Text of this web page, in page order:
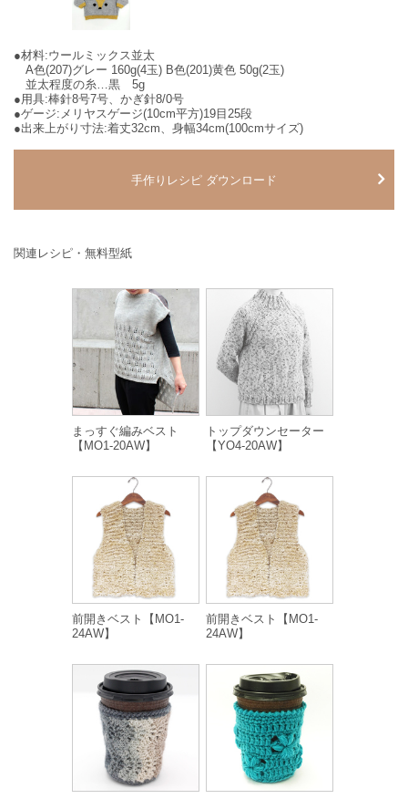
●材料:ウールミックス並太
A色(207)グレー 160g(4玉) B色(201)黄色 50g(2玉)
並太程度の糸…黒 5g
●用具:棒針8号7号、かぎ針8/0号
●ゲージ:メリヤスゲージ(10cm平方)19目25段
●出来上がり寸法:着丈32cm、身幅34cm(100cmサイズ)
手作りレシピ ダウンロード
関連レシピ・無料型紙
まっすぐ編みベスト
【MO1-20AW】
トップダウンセーター
【YO4-20AW】
前開きベスト【MO1-
24AW】
前開きベスト【MO1-
24AW】